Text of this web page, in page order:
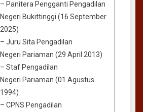
– Panitera Pengganti Pengadilan
Negeri Bukittinggi (16 September
2025)
– Juru Sita Pengadilan
Negeri Pariaman (29 April 2013)
– Staf Pengadilan
Negeri Pariaman (01 Agustus
1994)
– CPNS Pengadilan